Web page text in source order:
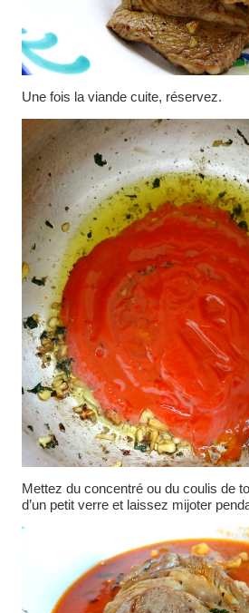
Une fois la viande cuite, réservez.
Mettez du concentré ou du coulis de
d’un petit verre et laissez mijoter